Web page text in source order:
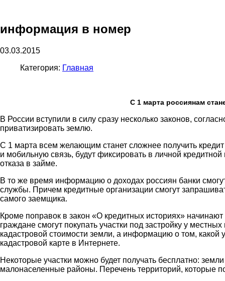
информация в номер
03.03.2015
Категория: Главная
С 1 марта россиянам
В России вступили в силу сразу несколько законов,
приватизировать землю.
С 1 марта всем желающим станет сложнее получить
и мобильную связь, будут фиксировать в личной
отказа в займе.
В то же время информацию о доходах россиян банки
службы. Причем кредитные организации смогут
самого заемщика.
Кроме поправок в закон «О кредитных историях»
граждане смогут покупать участки под застройку у
кадастровой стоимости земли, а информацию о том, какой
кадастровой карте в Интернете.
Некоторые участки можно будет получать бесплатно:
малонаселенные районы. Перечень территорий, которые